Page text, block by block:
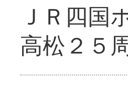
ＪＲ四
高松２５